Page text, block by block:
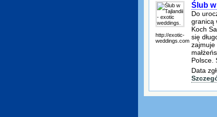
http://exotic-
weddings.com
Ślub
Do
granicą
Koch
się
zajmuje
Polsce.
Data